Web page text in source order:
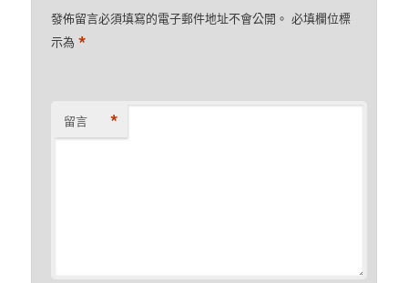
發佈留言必須填寫的電子郵件地址不會公開。 必填欄位標
示為*
留言 *